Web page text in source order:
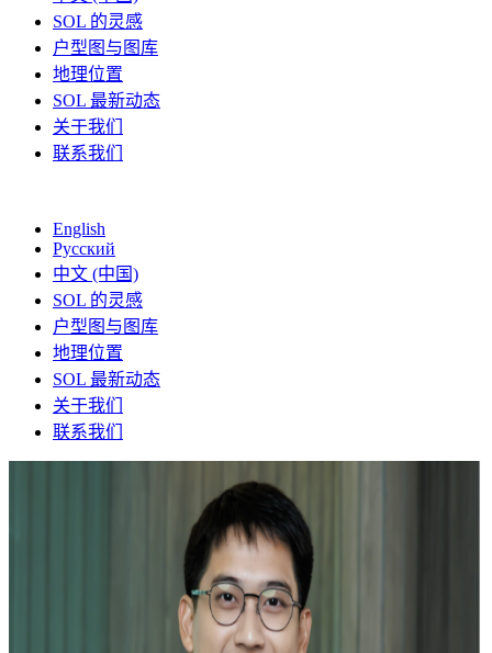
SOL 的灵感
户型图与图库
地理位置
SOL 最新动态
关于我们
联系我们
English
Русский
中文 (中国)
SOL 的灵感
户型图与图库
地理位置
SOL 最新动态
关于我们
联系我们